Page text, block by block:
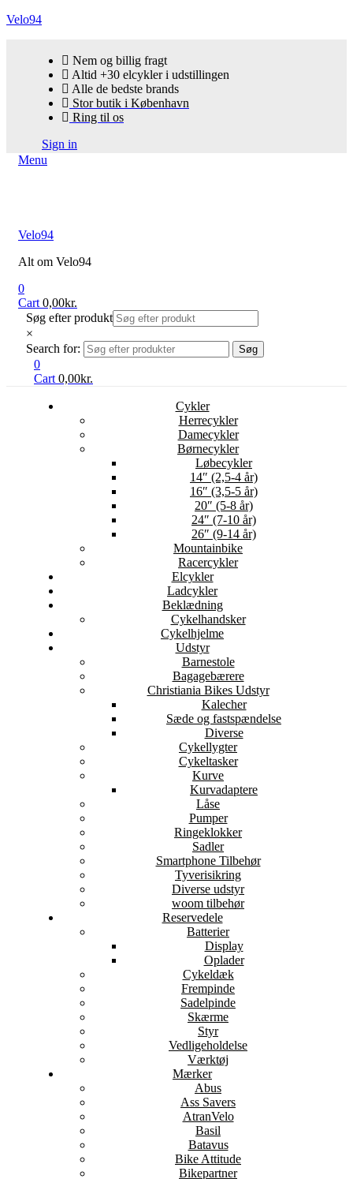
Velo94
Nem og billig fragt
Altid +30 elcykler i udstillingen
Alle de bedste brands
Stor butik i København
Ring til os
Sign in
Menu
Velo94
Alt om Velo94
0
Cart 0,00kr.
Søg efter produkt
×
Search for:
Søg
0
Cart 0,00kr.
Cykler
Herrecykler
Damecykler
Børnecykler
Løbecykler
14″ (2,5-4 år)
16″ (3,5-5 år)
20″ (5-8 år)
24″ (7-10 år)
26″ (9-14 år)
Mountainbike
Racercykler
Elcykler
Ladcykler
Beklædning
Cykelhandsker
Cykelhjelme
Udstyr
Barnestole
Bagagebærere
Christiania Bikes Udstyr
Kalecher
Sæde og fastspændelse
Diverse
Cykellygter
Cykeltasker
Kurve
Kurvadaptere
Låse
Pumper
Ringeklokker
Sadler
Smartphone Tilbehør
Tyverisikring
Diverse udstyr
woom tilbehør
Reservedele
Batterier
Display
Oplader
Cykeldæk
Frempinde
Sadelpinde
Skærme
Styr
Vedligeholdelse
Værktøj
Mærker
Abus
Ass Savers
AtranVelo
Basil
Batavus
Bike Attitude
Bikepartner